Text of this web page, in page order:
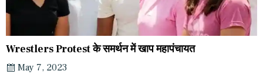
Wrestlers Protest के समर्थन में खाप महापंचायत
May 7, 2023